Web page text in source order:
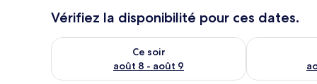
Vérifiez la disponibilité pour ces dates.
Ce soir
août 8 - août 9
Vérifier la disponibilité pour ce soir août 8 - août 9
Vérifier la